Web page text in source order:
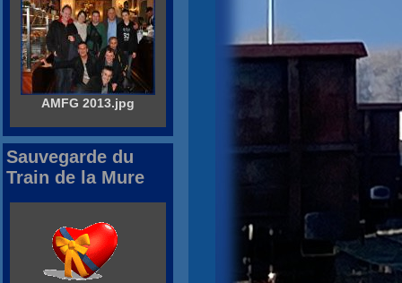
AMFG 2013.jpg
Sauvegarde du
Train de la Mure